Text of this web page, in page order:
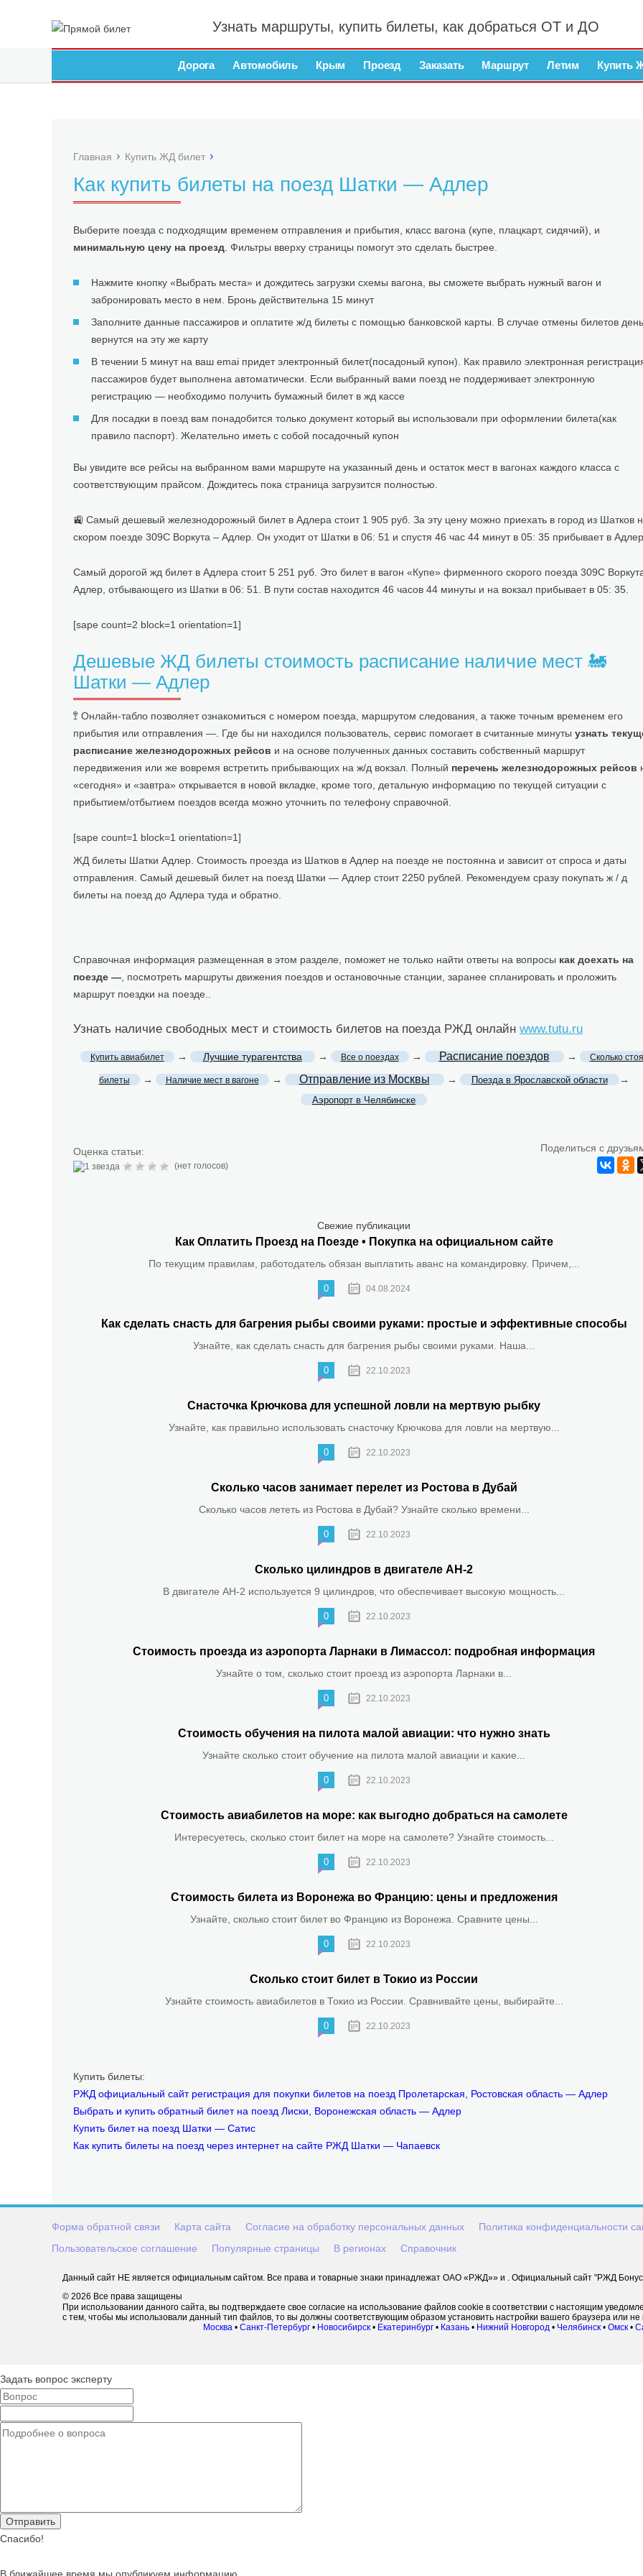
Узнать маршруты, купить билеты, как добраться ОТ и ДО
Дорога Автомобиль Крым Проезд Заказать Маршрут Летим Купить
Главная Купить ЖД билет
Как купить билеты на поезд Шатки — Адлер
Выберите поезда с подходящим временем отправления и прибытия, класс вагона (купе, плацкарт, сидячий), и
минимальную цену на проезд. Фильтры вверху страницы помогут это сделать быстрее.
Нажмите кнопку «Выбрать места» и дождитесь загрузки схемы вагона, вы сможете выбрать нужный вагон и
забронировать место в нем. Бронь действительна 15 минут
Заполните данные пассажиров и оплатите ж/д билеты с помощью банковской карты. В случае отмены билетов
вернутся на эту же карту
В течении 5 минут на ваш emai придет электронный билет(посадоный купон). Как правило электронная
пассажиров будет выполнена автоматически. Если выбранный вами поезд не поддерживает электронную
регистрацию — необходимо получить бумажный билет в жд кассе
Для посадки в поезд вам понадобится только документ который вы использовали при оформлении билета(как
правило паспорт). Желательно иметь с собой посадочный купон
Вы увидите все рейсы на выбранном вами маршруте на указанный день и остаток мест в вагонах каждого класса с
соответствующим прайсом. Дождитесь пока страница загрузится полностью.
🚉 Самый дешевый железнодорожный билет в Адлера стоит 1 905 руб. За эту цену можно приехать в город из Шатков
скором поезде 309С Воркута – Адлер. Он уходит от Шатки в 06: 51 и спустя 46 час 44 минут в 05: 35 прибывает в
Самый дорогой жд билет в Адлера стоит 5 251 руб. Это билет в вагон «Купе» фирменного скорого поезда 309С
Адлер, отбывающего из Шатки в 06: 51. В пути состав находится 46 часов 44 минуты и на вокзал прибывает в 05: 35.
[sape count=2 block=1 orientation=1]
Дешевые ЖД билеты стоимость расписание наличие мест 🚂
Шатки — Адлер
🚏 Онлайн-табло позволяет ознакомиться с номером поезда, маршрутом следования, а также точным временем его
прибытия или отправления —. Где бы ни находился пользователь, сервис помогает в считанные минуты узнать
расписание железнодорожных рейсов и на основе полученных данных составить собственный маршрут
передвижения или же вовремя встретить прибывающих на ж/д вокзал. Полный перечень железнодорожных рейсов
«сегодня» и «завтра» открывается в новой вкладке, кроме того, детальную информацию по текущей ситуации с
прибытием/отбытием поездов всегда можно уточнить по телефону справочной.
[sape count=1 block=1 orientation=1]
ЖД билеты Шатки Адлер. Стоимость проезда из Шатков в Адлер на поезде не постоянна и зависит от спроса и даты
отправления. Самый дешевый билет на поезд Шатки — Адлер стоит 2250 рублей. Рекомендуем сразу покупать ж / д
билеты на поезд до Адлера туда и обратно.
Справочная информация размещенная в этом разделе, поможет не только найти ответы на вопросы как доехать на
поезде — , посмотреть маршруты движения поездов и остановочные станции, заранее спланировать и проложить
маршрут поездки на поезде..
Узнать наличие свободных мест и стоимость билетов на поезда РЖД онлайн www.tutu.ru
Купить авиабилет → Лучшие турагентства → Все о поездах → Расписание поездов → Сколько
билеты → Наличие мест в вагоне → Отправление из Москвы → Поезда в Ярославской области →
Аэропорт в Челябинске
Оценка статьи:
(нет голосов)
Поделиться с
Свежие публикации
Как Оплатить Проезд на Поезде • Покупка на официальном сайте
По текущим правилам, работодатель обязан выплатить аванс на командировку. Причем,...
0 04.08.2024
Как сделать снасть для багрения рыбы своими руками: простые и эффективные способы
Узнайте, как сделать снасть для багрения рыбы своими руками. Наша...
0 22.10.2023
Снасточка Крючкова для успешной ловли на мертвую рыбку
Узнайте, как правильно использовать снасточку Крючкова для ловли на мертвую...
0 22.10.2023
Сколько часов занимает перелет из Ростова в Дубай
Сколько часов лететь из Ростова в Дубай? Узнайте сколько времени...
0 22.10.2023
Сколько цилиндров в двигателе АН-2
В двигателе АН-2 используется 9 цилиндров, что обеспечивает высокую мощность...
0 22.10.2023
Стоимость проезда из аэропорта Ларнаки в Лимассол: подробная информация
Узнайте о том, сколько стоит проезд из аэропорта Ларнаки в...
0 22.10.2023
Стоимость обучения на пилота малой авиации: что нужно знать
Узнайте сколько стоит обучение на пилота малой авиации и какие...
0 22.10.2023
Стоимость авиабилетов на море: как выгодно добраться на самолете
Интересуетесь, сколько стоит билет на море на самолете? Узнайте стоимость...
0 22.10.2023
Стоимость билета из Воронежа во Францию: цены и предложения
Узнайте, сколько стоит билет во Францию из Воронежа. Сравните цены...
0 22.10.2023
Сколько стоит билет в Токио из России
Узнайте стоимость авиабилетов в Токио из России. Сравнивайте цены, выбирайте...
0 22.10.2023
Купить билеты:
РЖД официальный сайт регистрация для покупки билетов на поезд Пролетарская, Ростовская область — Адлер
Выбрать и купить обратный билет на поезд Лиски, Воронежская область — Адлер
Купить билет на поезд Шатки — Сатис
Как купить билеты на поезд через интернет на сайте РЖД Шатки — Чапаевск
Форма обратной связи Карта сайта Согласие на обработку персональных данных Политика конфиденциальности
Пользовательское соглашение
Популярные страницы В регионах Справочник
Данный сайт НЕ является официальным сайтом. Все права и товарные знаки принадлежат ОАО «РЖД»» и . Официальный сайт "РЖД
© 2026 Все права защищены
При использовании данного сайта, вы подтверждаете свое согласие на использование файлов cookie в соответствии с настоящим
с тем, чтобы мы использовали данный тип файлов, то вы должны соответствующим образом установить настройки вашего браузера или не
Москва • Санкт-Петербург • Новосибирск • Екатеринбург • Казань • Нижний Новгород • Челябинск • Омск •
Задать вопрос эксперту
Спасибо!
В ближайшее время мы опубликуем информацию.